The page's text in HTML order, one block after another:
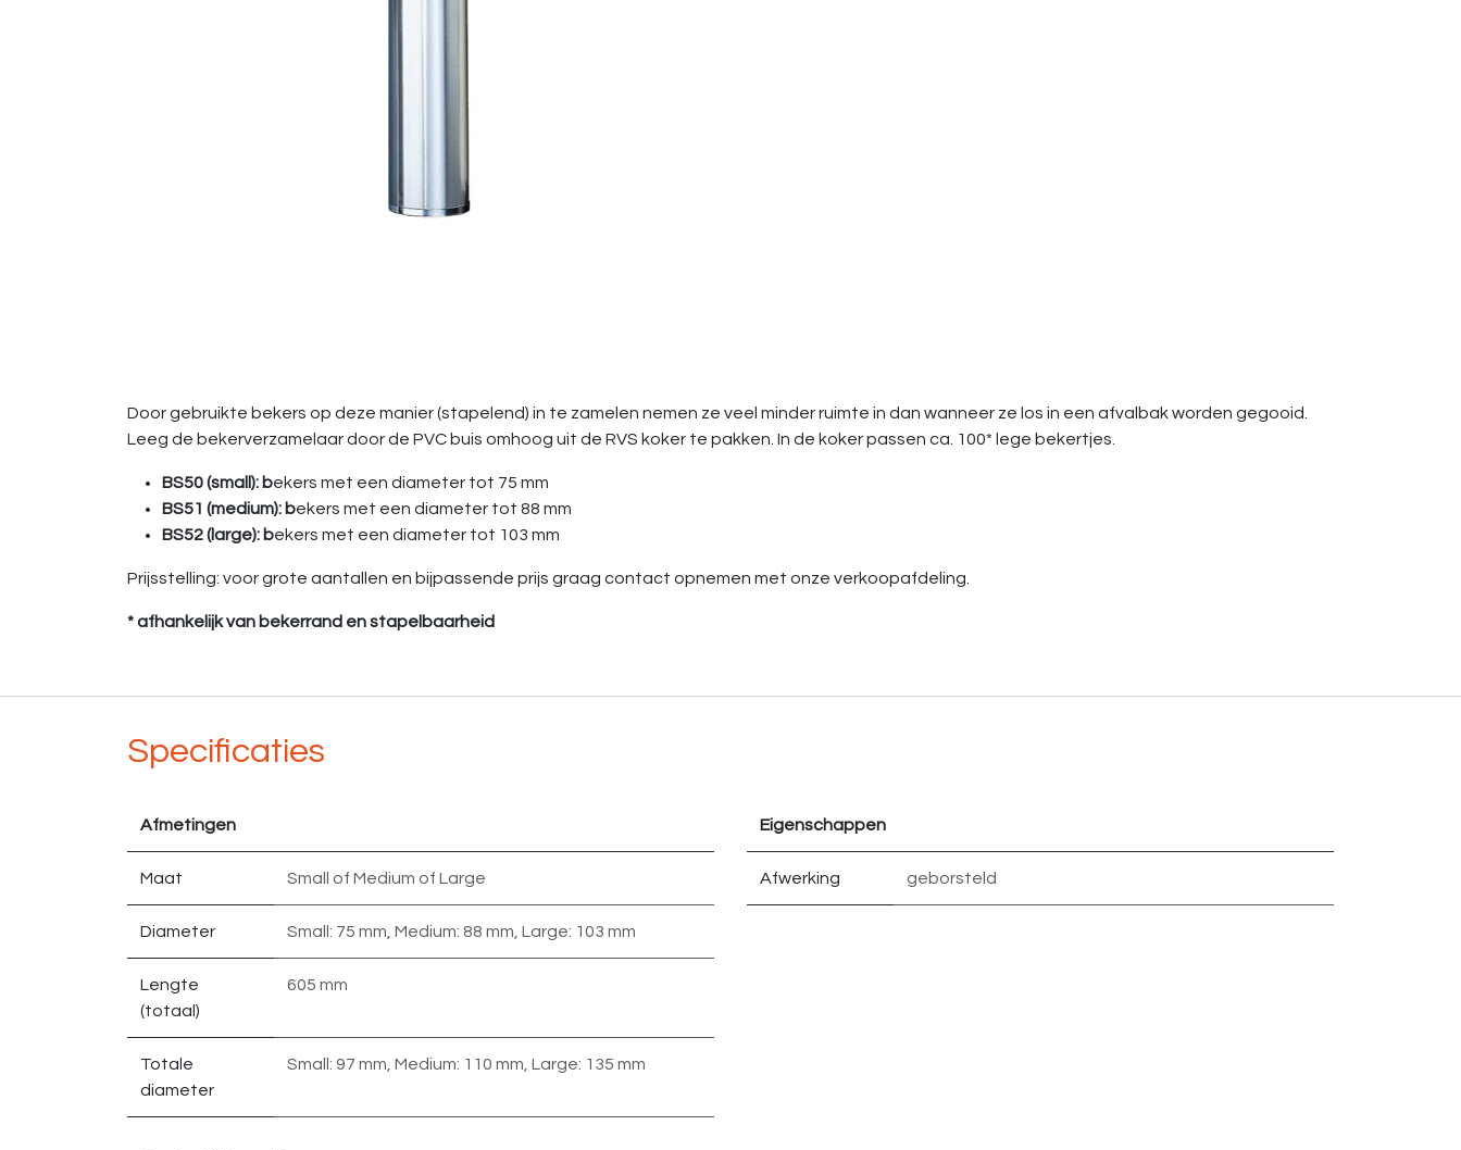
Door gebruikte bekers op deze manier (stapelend) in te zamelen nemen ze veel minder ruimte in dan wanneer ze los in een afvalbak worden gegooid.
Leeg de bekerverzamelaar door de PVC buis omhoog uit de RVS koker te pakken. In de koker passen ca. 100* lege bekertjes.
BS50 (small): bekers met een diameter tot 75 mm
BS51 (medium): bekers met een diameter tot 88 mm
BS52 (large): bekers met een diameter tot 103 mm
Prijsstelling: voor grote aantallen en bijpassende prijs graag contact opnemen met onze verkoopafdeling.
* afhankelijk van bekerrand en stapelbaarheid
Specificaties
Afmetingen
Maat Small of Medium of Large
Diameter Small: 75 mm Medium: 88 mm Large: 103 mm
Lengte
(totaal)
605 mm
Totale
diameter
Small: 97 mm Medium: 110 mm Large: 135 mm
Eigenschappen
Afwerking geborsteld